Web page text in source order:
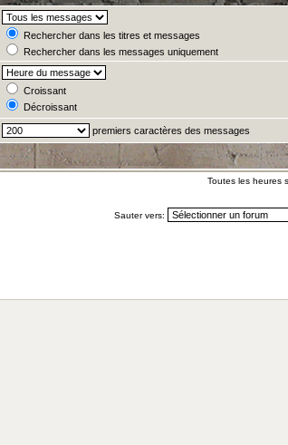
Rechercher dans les titres et messages
Rechercher dans les messages uniquement
Croissant
Décroissant
premiers caractères des messages
Toutes les heures
Sauter vers: